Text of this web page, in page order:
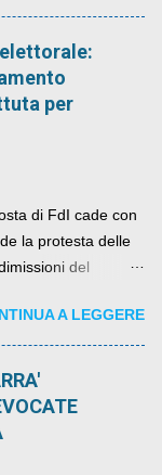
per
di FdI cade con
la protesta delle
del
A LEGGERE